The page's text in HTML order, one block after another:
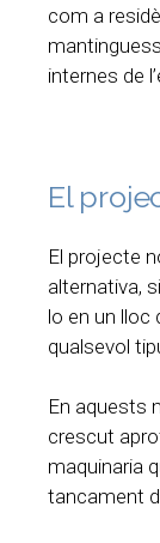
com a
internes de
El
El projecte
alternativa,
lo en un lloc
qualsevol
En aquests
crescut
maquinaria
tancament